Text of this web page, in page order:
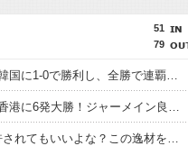
51
79
【E-1選手権】日本、韓国に1-0で勝利し、全勝で連覇達成！ジャーメインのゴールを守り切る！
【E-1選手権】日本、香港に6発大勝！ジャーメイン良がデビュー戦で4ゴール！
佐野海舟はそろそろ許されてもいいよな？この逸材を代表に呼ばないのは大損失だろ